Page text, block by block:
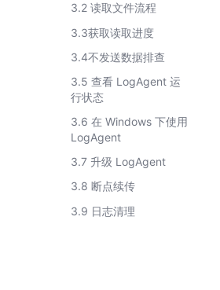
3.2 读取文件流程
3.3获取读取进度
3.4不发送数据排查
3.5 查看 LogAgent 运
行状态
3.6 在 Windows 下使用
LogAgent
3.7 升级 LogAgent
3.8 断点续传
3.9 日志清理